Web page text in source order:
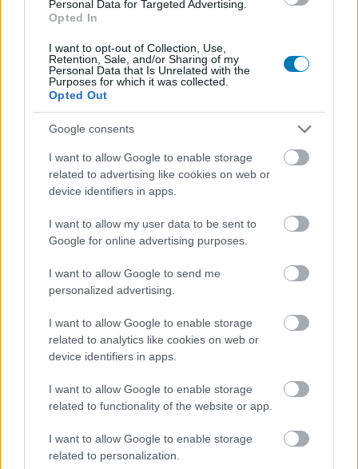
Personal Data for Targeted Advertising.
Opted In
I want to opt-out of Collection, Use,
Retention, Sale, and/or Sharing of my
Personal Data that Is Unrelated with the
Purposes for which it was collected.
Opted Out
Google consents
I want to allow Google to enable storage
related to advertising like cookies on web or
device identifiers in apps.
I want to allow my user data to be sent to
Google for online advertising purposes.
I want to allow Google to send me
personalized advertising.
I want to allow Google to enable storage
related to analytics like cookies on web or
device identifiers in apps.
I want to allow Google to enable storage
related to functionality of the website or app.
I want to allow Google to enable storage
related to personalization.
Így néznének ki a Star Fox szereplői a valóságban
| 2016.05.05 10:35
Oké, nem túlságosan valósághű az ábrázolás, mivel abban
élőszereplős filmben így eltudnánk képzelni őket.